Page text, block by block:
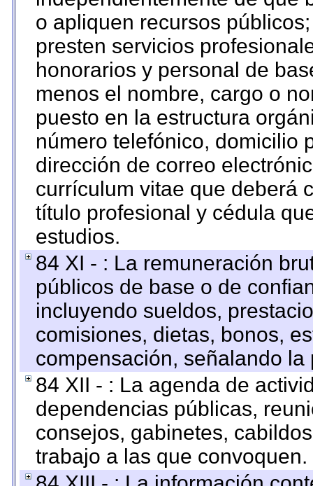
o apliquen recursos
presten servicios
honorarios y personal de
menos el nombre, cargo o
puesto en la estructura
número telefónico, domicilio
dirección de correo
currículum vitae que deberá
título profesional y cédula
estudios.
84 XI - : La remuneración
públicos de base o de
incluyendo sueldos,
comisiones, dietas, bonos,
compensación, señalando
84 XII - : La agenda de
dependencias públicas,
consejos, gabinetes,
trabajo a las que convoquen.